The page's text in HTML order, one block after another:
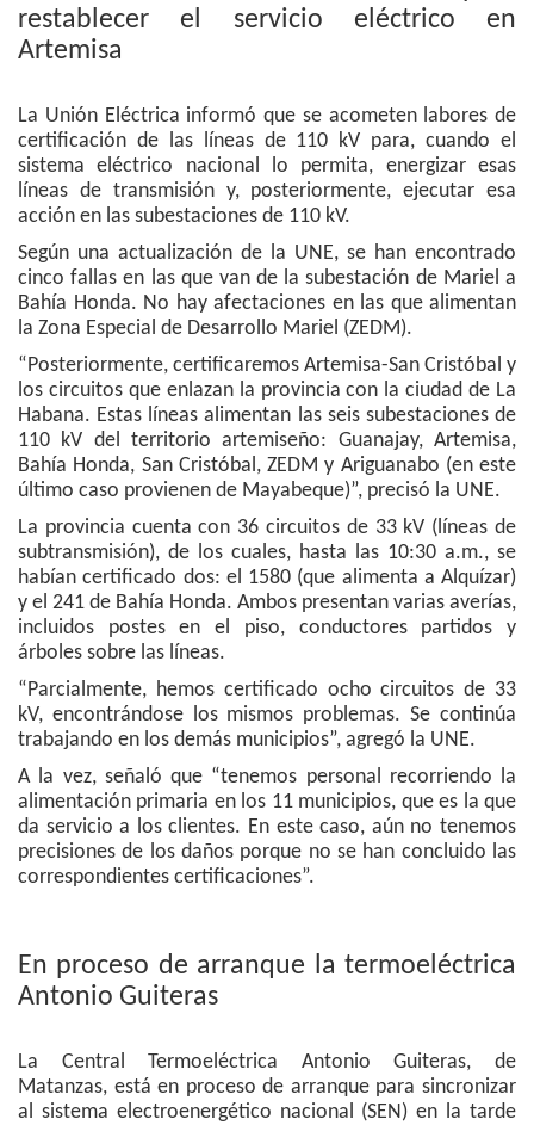
restablecer el servicio eléctrico en
Artemisa
La Unión Eléctrica informó que se acometen labores de
certificación de las líneas de 110 kV para, cuando el
sistema eléctrico nacional lo permita, energizar esas
líneas de transmisión y, posteriormente, ejecutar esa
acción en las subestaciones de 110 kV.
Según una actualización de la UNE, se han encontrado
cinco fallas en las que van de la subestación de Mariel a
Bahía Honda. No hay afectaciones en las que alimentan
la Zona Especial de Desarrollo Mariel (ZEDM).
“Posteriormente, certificaremos Artemisa-San Cristóbal y
los circuitos que enlazan la provincia con la ciudad de La
Habana. Estas líneas alimentan las seis subestaciones de
110 kV del territorio artemiseño: Guanajay, Artemisa,
Bahía Honda, San Cristóbal, ZEDM y Ariguanabo (en este
último caso provienen de Mayabeque)”, precisó la UNE.
La provincia cuenta con 36 circuitos de 33 kV (líneas de
subtransmisión), de los cuales, hasta las 10:30 a.m., se
habían certificado dos: el 1580 (que alimenta a Alquízar)
y el 241 de Bahía Honda. Ambos presentan varias averías,
incluidos postes en el piso, conductores partidos y
árboles sobre las líneas.
“Parcialmente, hemos certificado ocho circuitos de 33
kV, encontrándose los mismos problemas. Se continúa
trabajando en los demás municipios”, agregó la UNE.
A la vez, señaló que “tenemos personal recorriendo la
alimentación primaria en los 11 municipios, que es la que
da servicio a los clientes. En este caso, aún no tenemos
precisiones de los daños porque no se han concluido las
correspondientes certificaciones”.
En proceso de arranque la termoeléctrica
Antonio Guiteras
La Central Termoeléctrica Antonio Guiteras, de
Matanzas, está en proceso de arranque para sincronizar
al sistema electroenergético nacional (SEN) en la tarde